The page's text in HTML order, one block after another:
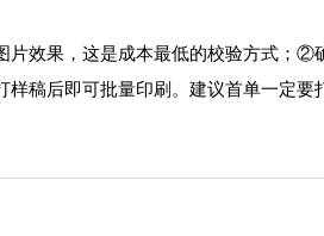
效果，这是成本最低的校验方式
后即可批量印刷。建议首单一定要